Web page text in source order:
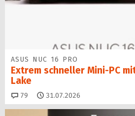
ASUS NUC 16 PRO
Extrem schneller Mini-PC
Lake
79 Kommentare
31.07.2026